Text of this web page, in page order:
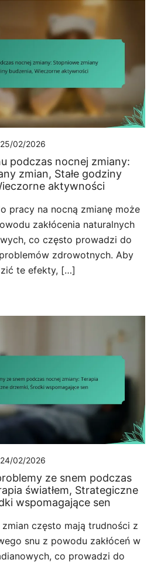
25/02/2026
podczas nocnej zmiany:
zmian, Stałe godziny
aktywności
pracy na nocną zmianę może
zakłócenia naturalnych
co często prowadzi do
zdrowotnych. Aby
te efekty, […]
24/02/2026
ze snem podczas
światłem, Strategiczne
wspomagające sen
często mają trudności z
snu z powodu zakłóceń w
co prowadzi do